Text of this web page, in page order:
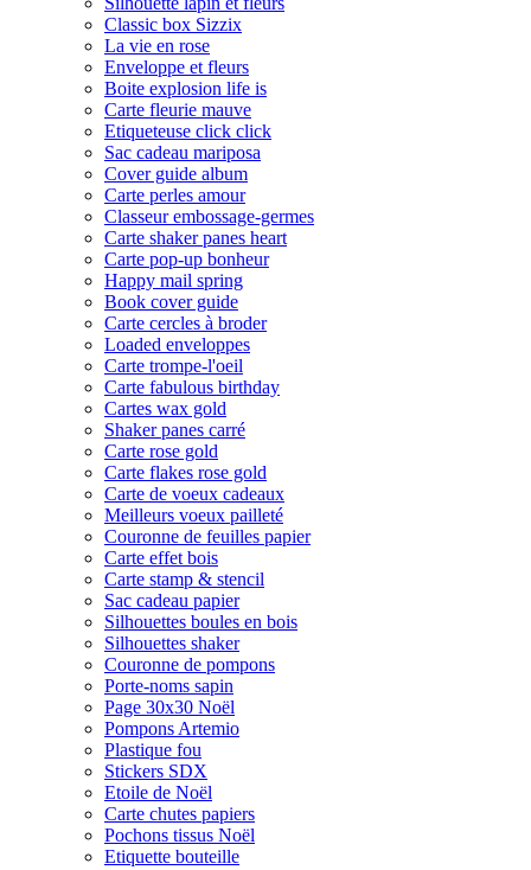
Classic box Sizzix
La vie en rose
Enveloppe et fleurs
Boite explosion life is
Carte fleurie mauve
Etiqueteuse click click
Sac cadeau mariposa
Cover guide album
Carte perles amour
Classeur embossage-germes
Carte shaker panes heart
Carte pop-up bonheur
Happy mail spring
Book cover guide
Carte cercles à broder
Loaded enveloppes
Carte trompe-l'oeil
Carte fabulous birthday
Cartes wax gold
Shaker panes carré
Carte rose gold
Carte flakes rose gold
Carte de voeux cadeaux
Meilleurs voeux pailleté
Couronne de feuilles papier
Carte effet bois
Carte stamp & stencil
Sac cadeau papier
Silhouettes boules en bois
Silhouettes shaker
Couronne de pompons
Porte-noms sapin
Page 30x30 Noël
Pompons Artemio
Plastique fou
Stickers SDX
Etoile de Noël
Carte chutes papiers
Pochons tissus Noël
Etiquette bouteille